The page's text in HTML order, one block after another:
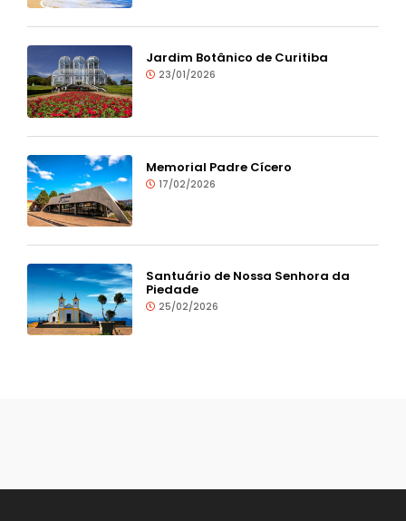
Jardim Botânico de Curitiba
23/01/2026
Memorial Padre Cícero
17/02/2026
Santuário de Nossa Senhora da
Piedade
25/02/2026